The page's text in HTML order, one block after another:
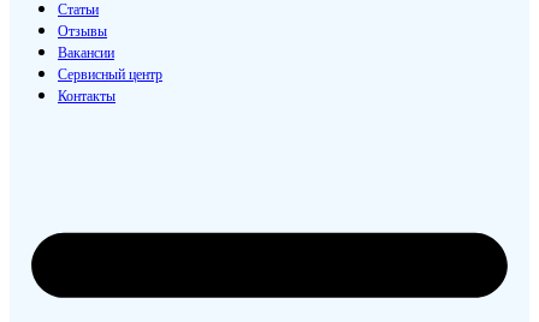
Статьи
Отзывы
Вакансии
Сервисный центр
Контакты